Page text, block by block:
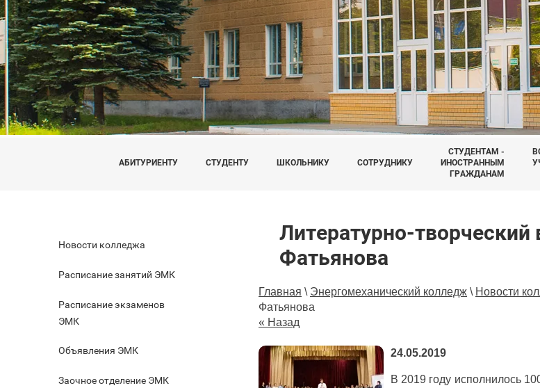
АБИТУРИЕНТУ СТУДЕНТУ ШКОЛЬНИКУ СОТРУДНИКУ
СТУДЕНТАМ -
ИНОСТРАННЫМ
ГРАЖДАНАМ
Новости колледжа
Расписание занятий ЭМК
Расписание экзаменов
ЭМК
Объявления ЭМК
Заочное отделение ЭМК
Литературно-
Фатьянова
Главная \ Энергомеханический колледж \ Новости
Фатьянова
« Назад
24.05.2019
В 2019 году исполнилось